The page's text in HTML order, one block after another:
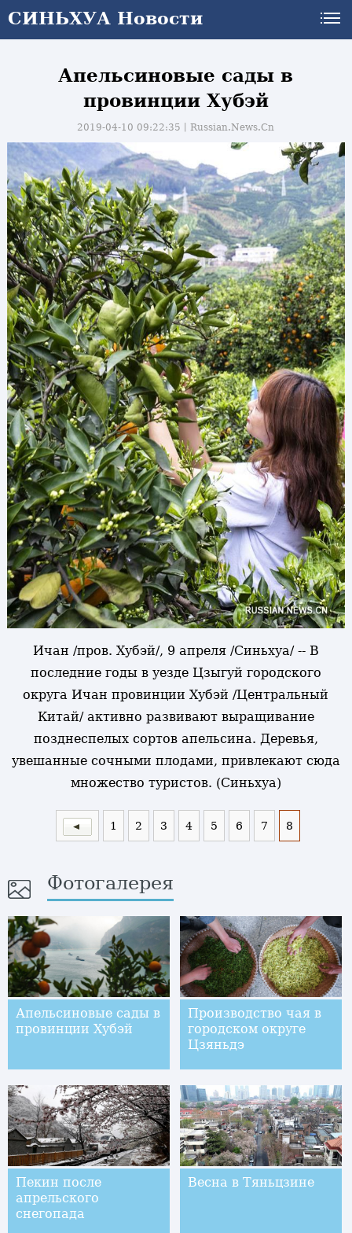
СИНЬХУА Новости
Апельсиновые сады в
провинции Хубэй
2019-04-10 09:22:35丨Russian.News.Cn
Ичан /пров. Хубэй/, 9 апреля /Синьхуа/ -- В
последние годы в уезде Цзыгуй городского
округа Ичан провинции Хубэй /Центральный
Китай/ активно развивают выращивание
позднеспелых сортов апельсина. Деревья,
увешанные сочными плодами, привлекают сюда
множество туристов. (Синьхуа)
1 2 3 4 5 6 7 8
Фотогалерея
Апельсиновые сады в
провинции Хубэй
Производство чая в
городском округе
Цзяньдэ
Пекин после
апрельского
снегопада
Весна в Тяньцзине